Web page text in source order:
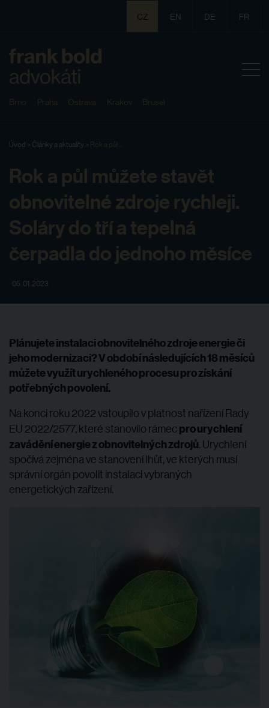
CZ EN DE FR
Brno Praha Ostrava Krakov Brusel
Úvod > Články a aktuality > Rok a půl ...
Rok a půl můžete stavět
obnovitelné zdroje rychleji.
Soláry do tří a tepelná
čerpadla do jednoho měsíce
05. 01. 2023
Plánujete instalaci obnovitelného zdroje energie či
jeho modernizaci? V období následujících 18 měsíců
můžete využít urychleného procesu pro získání
potřebných povolení.
Na konci roku 2022 vstoupilo v platnost nařízení Rady
EU 2022/2577, které stanovilo rámecpro urychlení
zavádění energie z obnovitelných zdrojů. Urychlení
spočívá zejména ve stanovení lhůt, ve kterých musí
správní orgán povolit instalaci vybraných
energetických zařízení.